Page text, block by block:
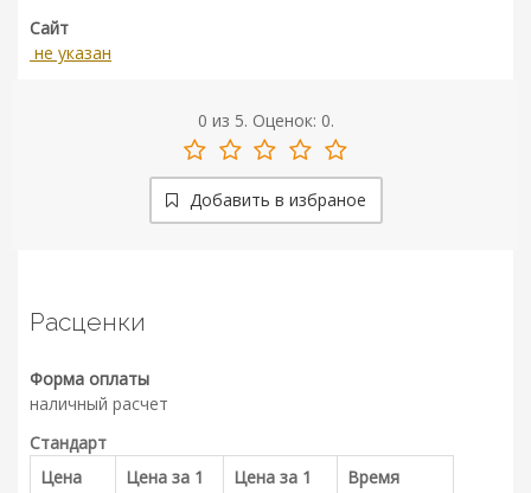
Сайт
не указан
0 из 5. Оценок: 0.
Добавить в избраное
Расценки
Форма оплаты
наличный расчет
Стандарт
Цена
Цена за 1
Цена за 1
Время